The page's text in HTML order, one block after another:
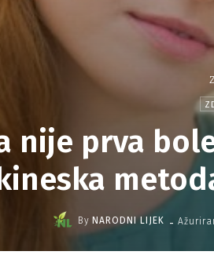
nije prva
By NARODNI LIJEK -